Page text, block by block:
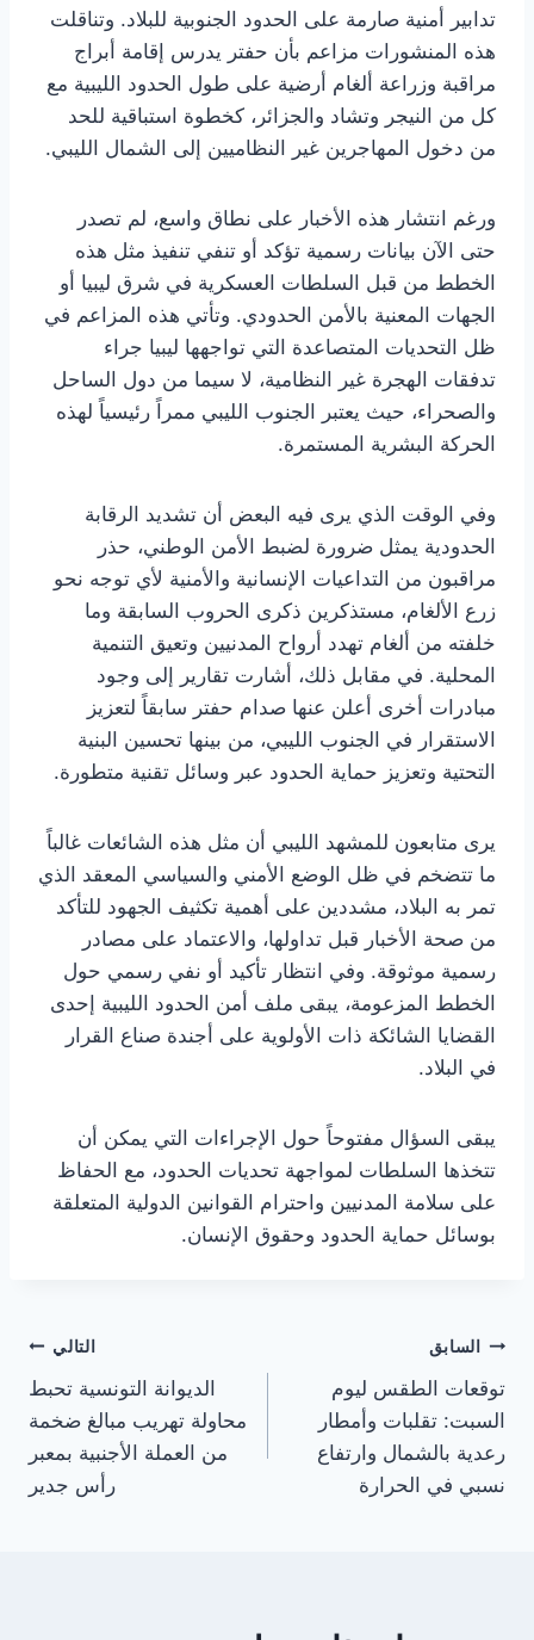
تدابير أمنية صارمة على الحدود الجنوبية للبلاد. وتناقلت
هذه المنشورات مزاعم بأن حفتر يدرس إقامة أبراج
مراقبة وزراعة ألغام أرضية على طول الحدود الليبية مع
كل من النيجر وتشاد والجزائر، كخطوة استباقية للحد
من دخول المهاجرين غير النظاميين إلى الشمال الليبي.
ورغم انتشار هذه الأخبار على نطاق واسع، لم تصدر
حتى الآن بيانات رسمية تؤكد أو تنفي تنفيذ مثل هذه
الخطط من قبل السلطات العسكرية في شرق ليبيا أو
الجهات المعنية بالأمن الحدودي. وتأتي هذه المزاعم في
ظل التحديات المتصاعدة التي تواجهها ليبيا جراء
تدفقات الهجرة غير النظامية، لا سيما من دول الساحل
والصحراء، حيث يعتبر الجنوب الليبي ممراً رئيسياً لهذه
الحركة البشرية المستمرة.
وفي الوقت الذي يرى فيه البعض أن تشديد الرقابة
الحدودية يمثل ضرورة لضبط الأمن الوطني، حذر
مراقبون من التداعيات الإنسانية والأمنية لأي توجه نحو
زرع الألغام، مستذكرين ذكرى الحروب السابقة وما
خلفته من ألغام تهدد أرواح المدنيين وتعيق التنمية
المحلية. في مقابل ذلك، أشارت تقارير إلى وجود
مبادرات أخرى أعلن عنها صدام حفتر سابقاً لتعزيز
الاستقرار في الجنوب الليبي، من بينها تحسين البنية
التحتية وتعزيز حماية الحدود عبر وسائل تقنية متطورة.
يرى متابعون للمشهد الليبي أن مثل هذه الشائعات غالباً
ما تتضخم في ظل الوضع الأمني والسياسي المعقد الذي
تمر به البلاد، مشددين على أهمية تكثيف الجهود للتأكد
من صحة الأخبار قبل تداولها، والاعتماد على مصادر
رسمية موثوقة. وفي انتظار تأكيد أو نفي رسمي حول
الخطط المزعومة، يبقى ملف أمن الحدود الليبية إحدى
القضايا الشائكة ذات الأولوية على أجندة صناع القرار
في البلاد.
يبقى السؤال مفتوحاً حول الإجراءات التي يمكن أن
تتخذها السلطات لمواجهة تحديات الحدود، مع الحفاظ
على سلامة المدنيين واحترام القوانين الدولية المتعلقة
بوسائل حماية الحدود وحقوق الإنسان.
تصفّح
المقالات
السابق
توقعات الطقس ليوم
السبت: تقلبات وأمطار
رعدية بالشمال وارتفاع
نسبي في الحرارة
التالي
الديوانة التونسية تحبط
محاولة تهريب مبالغ ضخمة
من العملة الأجنبية بمعبر
رأس جدير